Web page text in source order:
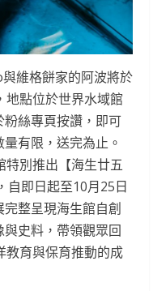
維格餅家的阿波將於
地點位於世界水域館
絲專頁按讚，即可
有限，送完為止。
特別推出【海生廿五
自即日起至10月25日
整呈現海生館自創
史料，帶領觀眾回
教育與保育推動的成